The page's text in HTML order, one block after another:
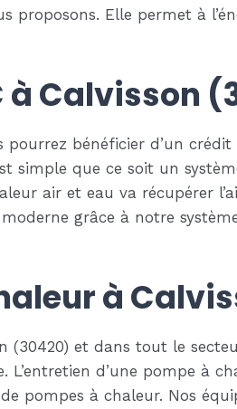
Elle permet à
à Calvisson
bénéficier d’un
simple que ce soit un
air et eau va récupérer
grâce à notre
à
et dans tout le
d’une pompe à
pompes à chaleur. Nos